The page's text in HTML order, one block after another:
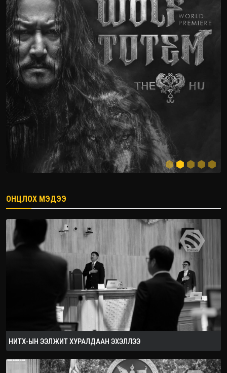
2026.08.08
ОНЦЛОХ МЭДЭЭ
НИТХ-ЫН ЭЭЛЖИТ ХУРАЛДААН ЭХЭЛЛЭЭ